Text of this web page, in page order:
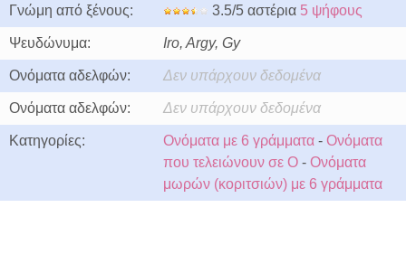
Γνώμη από ξένους: 3.5/5 αστέρια 5 ψήφους
Ψευδώνυμα: Iro, Argy, Gy
Ονόματα αδελφών: Δεν υπάρχουν δεδομένα
Ονόματα αδελφών: Δεν υπάρχουν δεδομένα
Κατηγορίες: Ονόματα με 6 γράμματα - Ονόματα
που τελειώνουν σε O - Ονόματα
μωρών (κοριτσιών) με 6 γράμματα